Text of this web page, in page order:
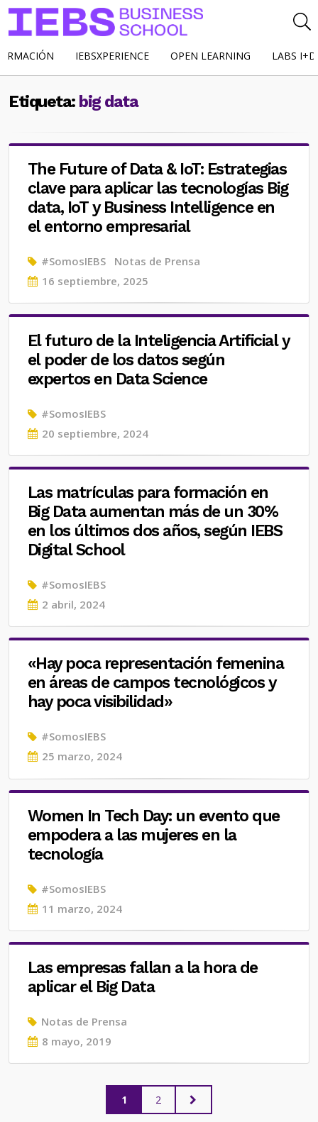
IEBSXPERIENCE OPEN LEARNING LABS
Etiqueta: big data
The Future of Data & IoT: Estrategias
clave para aplicar las tecnologías Big
data, IoT y Business Intelligence en
el entorno empresarial
#SomosIEBS Notas de Prensa
Posted
16 septiembre, 2025
El futuro de la Inteligencia Artificial y
el poder de los datos según
expertos en Data Science
#SomosIEBS
Posted
20 septiembre, 2024
Las matrículas para formación en
Big Data aumentan más de un 30%
en los últimos dos años, según IEBS
Digital School
#SomosIEBS
Posted
2 abril, 2024
«Hay poca representación femenina
en áreas de campos tecnológicos y
hay poca visibilidad»
#SomosIEBS
Posted
25 marzo, 2024
Women In Tech Day: un evento que
empodera a las mujeres en la
tecnología
#SomosIEBS
Posted
11 marzo, 2024
Las empresas fallan a la hora de
aplicar el Big Data
Notas de Prensa
Posted
8 mayo, 2019
Paginación
PAGE
1 PAGE
2
NEXT
PAGE